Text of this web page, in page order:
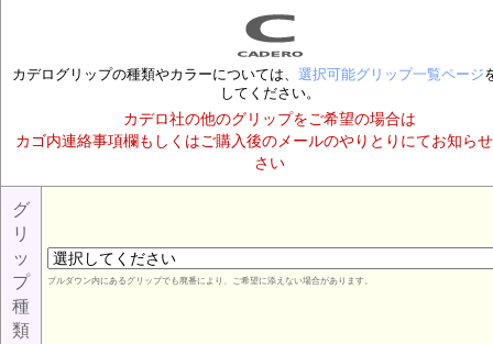
カデログリップの種類やカラーについては、 選択可能グリップ一覧ページ
してください。
カデロ社の他のグリップをご希望の場合は
カゴ内連絡事項欄もしくはご購入後のメールのやりとりにてお知ら
さい
グ
リ
ッ
プ
種
類
プルダウン内にあるグリップでも廃番により、ご希望に添えない場合があります。